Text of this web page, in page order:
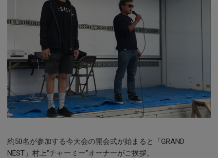
約50名が参加する今大会の開会式が始まると「GRAND
NEST」村上”チャーミー”オーナーがご挨拶。